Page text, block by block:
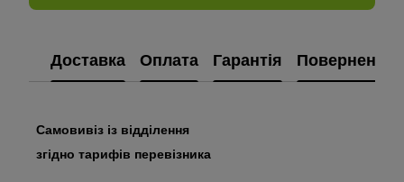
Доставка Оплата Гарантія Повернення
Самовивіз із відділення
згідно тарифів перевізника